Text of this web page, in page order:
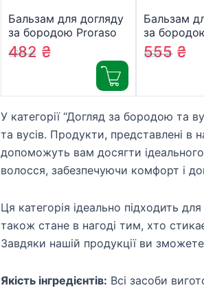
Бальзам для догляду
за бородою Proraso
Azur Lime 100 мл
(8004395007318)
519₴
482 ₴
Бальзам
за
Refresh 100
597₴
555 ₴
У категорії “Догляд за бородою та
та вусів. Продукти, представлені в
допоможуть вам досягти
волосся, забезпечуючи комфорт і
Ця категорія ідеально підходить
також стане в нагоді тим, хто
Завдяки нашій продукції ви
Якість інгредієнтів: Всі засоби